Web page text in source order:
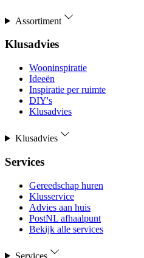
Assortiment
Klusadvies
Wooninspiratie
Ideeën
Inspiratie per ruimte
DIY's
Klusadvies
Klusadvies
Services
Gereedschap huren
Klusservice
Advies aan huis
PostNL afhaalpunt
Bekijk alle services
Services